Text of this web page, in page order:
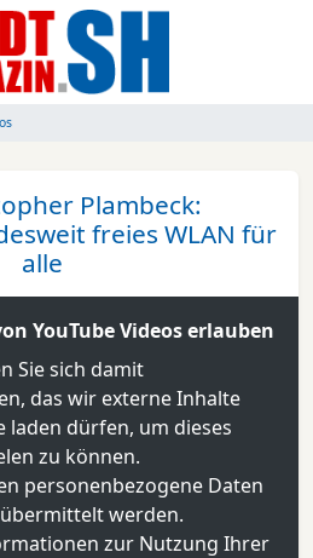
Plambeck:
freies WLAN für
alle
YouTube Videos erlauben
Sie sich damit
das wir externe Inhalte
laden dürfen, um dieses
zu können.
personenbezogene Daten
übermittelt werden.
zur Nutzung Ihrer